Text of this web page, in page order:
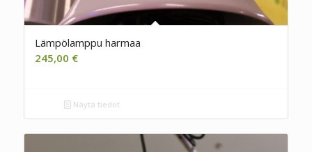
Lämpölamppu harmaa
245,00 €
Näytä tiedot